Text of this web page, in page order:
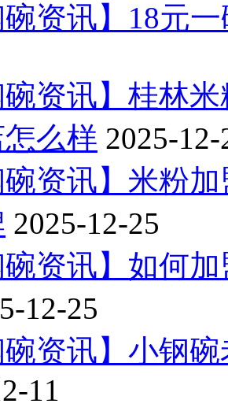
碗资讯】18元
碗资讯】桂林
么样 2025-12-
碗资讯】米粉
2025-12-25
碗资讯】如何
12-25
碗资讯】小钢
11